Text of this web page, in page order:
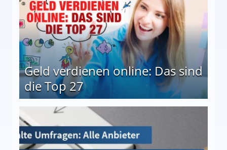
Geld verdienen online: Das sind
die Top 27